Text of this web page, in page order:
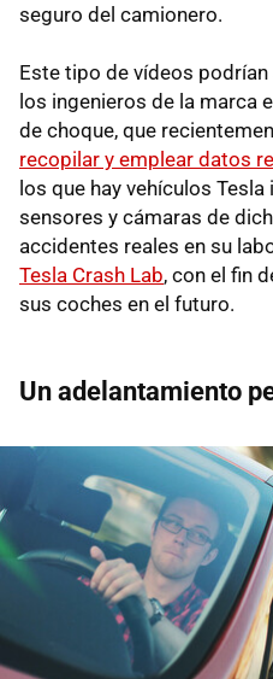
seguro del camionero.
Este tipo de vídeos
los ingenieros de la marca
de choque, que
recopilar y emplear datos
los que hay vehículos
sensores y cámaras de
accidentes reales en su
Tesla Crash Lab, con el fin
sus coches en el futuro.
Un adelantamiento